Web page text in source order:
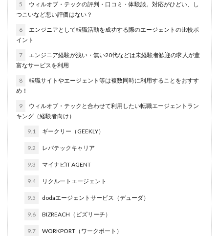
5
ウィルオブ・テックの評判・口コミ・体験談。対応がひどい、し
つこいなど悪い評価はない？
6
エンジニアとして転職活動を成功する際のエージェントの比較ポ
イント
7
エンジニア経験が浅い・無い20代などは未経験者歓迎の求人が豊
富なサービスを利用
8
転職サイトやエージェント等は複数同時に利用することをおすす
め！
9
ウィルオブ・テックと合わせて利用したい転職エージェントラン
キング（経験者向け）
9.1 ギークリー（GEEKLY）
9.2 レバテックキャリア
9.3 マイナビIT AGENT
9.4 リクルートエージェント
9.5 dodaエージェントサービス（デューダ）
9.6 BIZREACH（ビズリーチ）
9.7 WORKPORT（ワークポート）